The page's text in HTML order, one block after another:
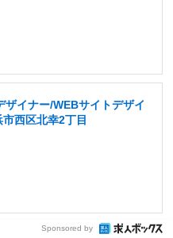
ザイナー/WEBサイトデザイ
西区北幸2丁目
Sponsored by